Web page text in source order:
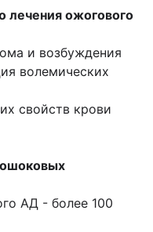
лечения ожогового
и возбуждения
волемических
свойств крови
АД - более 100